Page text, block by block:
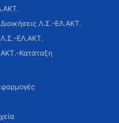
Λ.Σ.-ΕΛ.ΑΚΤ.
ΕΛ.ΑΚΤ.
Κατάταξη